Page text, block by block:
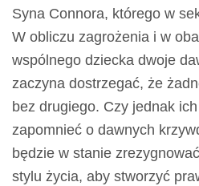
Syna Connora, którego w
W obliczu zagrożenia i w
wspólnego dziecka dwoje
zaczyna dostrzegać, że
bez drugiego. Czy jednak
zapomnieć o dawnych
będzie w stanie
stylu życia, aby stworzyć